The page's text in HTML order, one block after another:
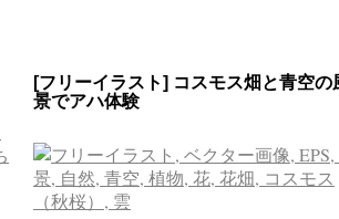
[フリーイラスト] コスモス畑と青空の
景でアハ体験